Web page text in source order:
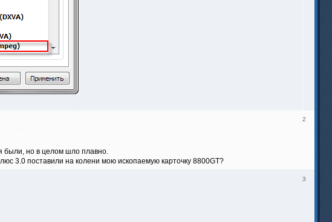
2
были, но в целом шло плавно.
3.0 поставили на колени мою ископаемую карточку 8800GT?
3